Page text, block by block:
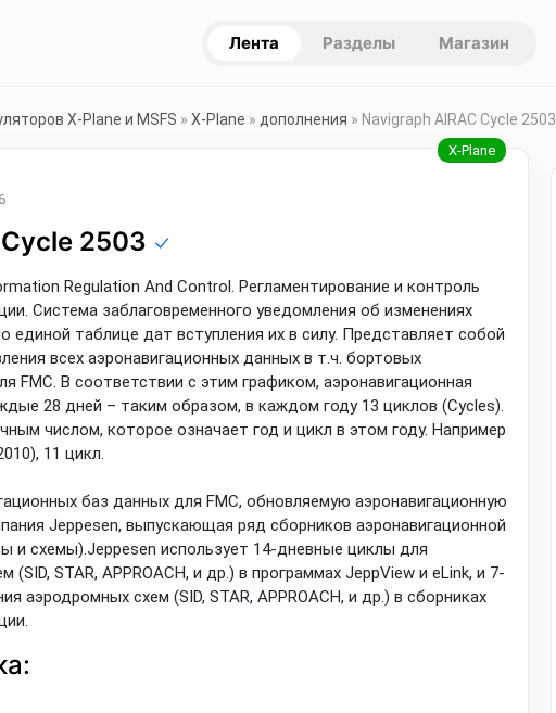
Лента Разделы Магазин
X-Plane и MSFS » X-Plane » дополнения » Navigraph AIRAC Cycle 2503
2503
Regulation And Control. Регламентирование и контроль
Система заблаговременного уведомления об изменениях
единой таблице дат вступления их в силу. Представляет собой
всех аэронавигационных данных в т.ч. бортовых
FMC. В соответствии с этим графиком, аэронавигационная
28 дней – таким образом, в каждом году 13 циклов (Cycles).
числом, которое означает год и цикл в этом году. Например
11 цикл.
баз данных для FMC, обновляемую аэронавигационную
Jeppesen, выпускающая ряд сборников аэронавигационной
и схемы).Jeppesen использует 14-дневные циклы для
STAR, APPROACH, и др.) в программах JeppView и eLink, и 7-
аэродромных схем (SID, STAR, APPROACH, и др.) в сборниках